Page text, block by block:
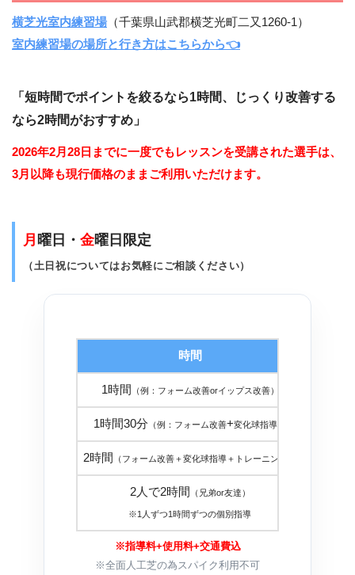
横芝光室内練習場 （千葉県山武郡横芝光町二又1260-1）
室内練習場の場所と行き方はこちらから👈
「短時間でポイントを絞るなら1時間、じっくり改善する
なら2時間がおすすめ」
2026年2月28日までに一度でもレッスンを受講された選手は、
3月以降も現行価格のままご利用いただけます。
月 曜日・ 金曜日限定
（土日祝についてはお気軽にご相談ください）
時間
1時間 （例：フォーム改善orイップス改善）
1時間30分 （例：フォーム改善+変化球指導）
2時間 （フォーム改善＋変化球指導＋トレーニング）
2人で2時間 （兄弟or友達）
※1人ずつ1時間ずつの個別指導
※指導料+使用料+交通費込
※全面人工芝の為スパイク利用不可